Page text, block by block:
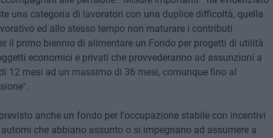
una categoria di lavoratori con una duplice difficoltà, quella
ed allo stesso tempo non maturare i contributi
il primo biennio di alimentare un Fondo per progetti di utilità
economici e privati che provvederanno ad assunzioni a
12 mesi ad un massimo di 36 mesi, comunque fino al
anche un fondo per l'occupazione stabile con incentivi
che abbiano assunto o si impegnano ad assumere a